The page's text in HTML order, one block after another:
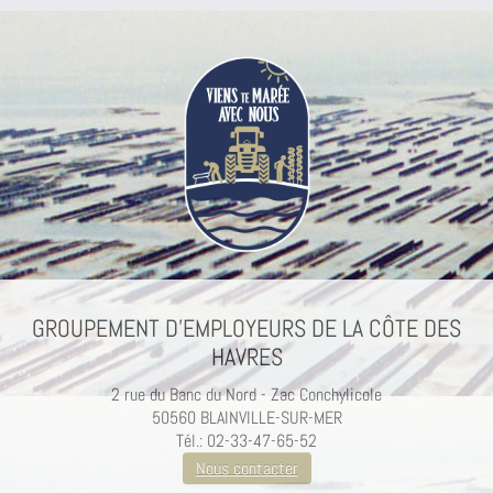
GROUPEMENT D’EMPLOYEURS DE LA CÔTE DES
HAVRES
2 rue du Banc du Nord - Zac Conchylicole
50560 BLAINVILLE-SUR-MER
Tél.: 02-33-47-65-52
Nous contacter